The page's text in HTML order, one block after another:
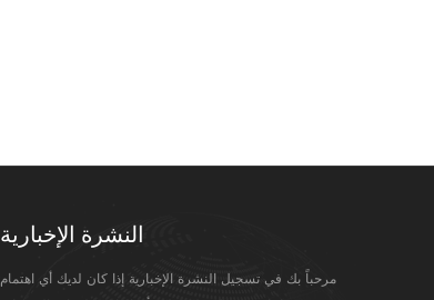
النشرة الإخبارية
مرحباً بك في تسجيل النشرة الإخبارية إذا كان لديك أي اهتمام